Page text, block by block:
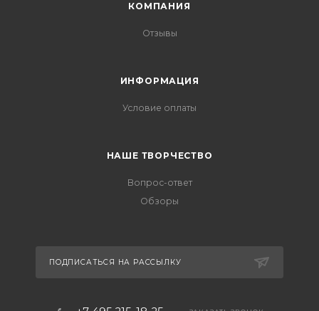
КОМПАНИЯ
Отзывы
ИНФОРМАЦИЯ
Условие оплаты
НАШЕ ТВОРЧЕСТВО
Вопрос-ответ
Обзоры
ПОДПИСАТЬСЯ НА РАССЫЛКУ